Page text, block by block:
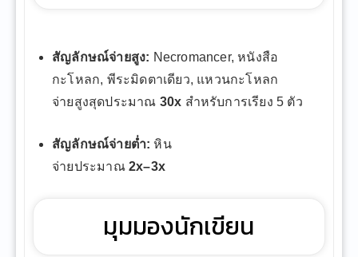
สัญลักษณ์จ่ายสูง: Necromancer, หนังสือ
กะโหลก, พีระมิดตาเดียว, แหวนกะโหลก
จ่ายสูงสุดประมาณ 30x สำหรับการเรียง 5 ตัว
สัญลักษณ์จ่ายต่ำ: หิน
จ่ายประมาณ 2x–3x
มุมมองนักเขียน